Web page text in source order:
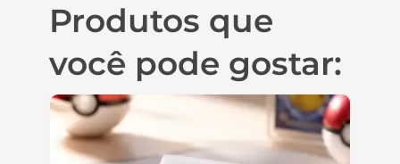
Produtos que
você pode gostar: